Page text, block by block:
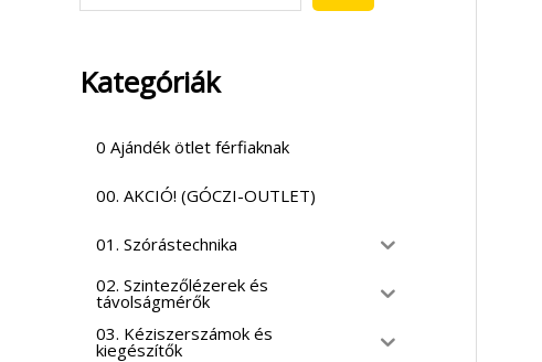
Kategóriák
0 Ajándék ötlet férfiaknak
00. AKCIÓ! (GÓCZI-OUTLET)
01. Szórástechnika
02. Szintezőlézerek és
távolságmérők
03. Kéziszerszámok és
kiegészítők